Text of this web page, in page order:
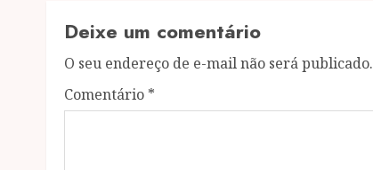
Deixe um comentário
O seu endereço de e-mail não será publicado.
Comentário *